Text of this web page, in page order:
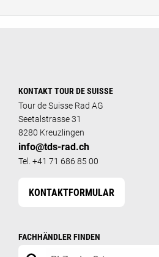
KONTAKT TOUR DE SUISSE
Tour de Suisse Rad AG
Seetalstrasse 31
8280 Kreuzlingen
info@tds-rad.ch
Tel. +41 71 686 85 00
KONTAKTFORMULAR
FACHHÄNDLER FINDEN